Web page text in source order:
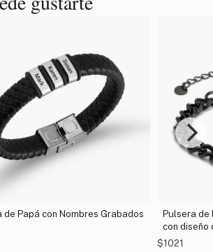
$1004
de barra negra para hombre,